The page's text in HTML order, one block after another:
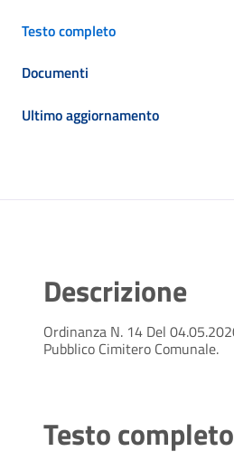
Testo completo
Documenti
Ultimo aggiornamento
Descrizione
Ordinanza N. 14 Del
Pubblico Cimitero Comunale.
Testo completo